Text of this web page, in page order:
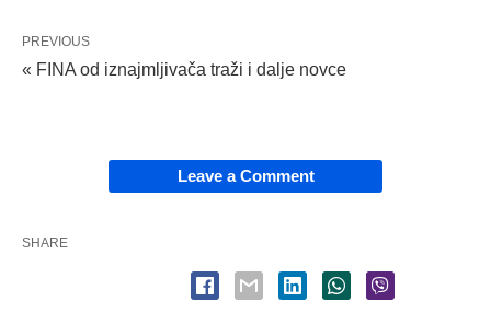
PREVIOUS
« FINA od iznajmljivača traži i dalje novce
Leave a Comment
SHARE